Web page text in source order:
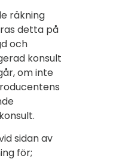
räkning
detta på
och
konsult
om inte
sidan av
för;